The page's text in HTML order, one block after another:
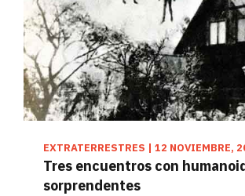
EXTRATERRESTRES | 12 NOVIEMBRE,
Tres encuentros con
sorprendentes